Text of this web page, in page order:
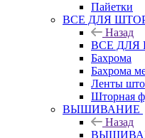
Пайетки
ВСЕ ДЛЯ
Назад
ВСЕ ДЛЯ
Бахрома
Бахрома
Ленты
Шторная
ВЫШИВАНИЕ
Назад